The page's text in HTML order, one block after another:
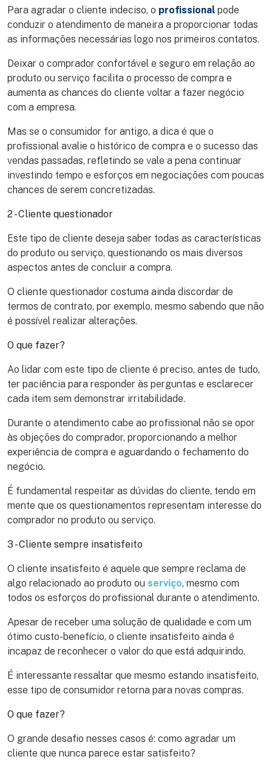
Para agradar o cliente indeciso, o profissional pode
conduzir o atendimento de maneira a proporcionar todas
as informações necessárias logo nos primeiros contatos.
Deixar o comprador confortável e seguro em relação ao
produto ou serviço facilita o processo de compra e
aumenta as chances do cliente voltar a fazer negócio
com a empresa.
Mas se o consumidor for antigo, a dica é que o
profissional avalie o histórico de compra e o sucesso das
vendas passadas, refletindo se vale a pena continuar
investindo tempo e esforços em negociações com poucas
chances de serem concretizadas.
2 - Cliente questionador
Este tipo de cliente deseja saber todas as características
do produto ou serviço, questionando os mais diversos
aspectos antes de concluir a compra.
O cliente questionador costuma ainda discordar de
termos de contrato, por exemplo, mesmo sabendo que não
é possível realizar alterações.
O que fazer?
Ao lidar com este tipo de cliente é preciso, antes de tudo,
ter paciência para responder às perguntas e esclarecer
cada item sem demonstrar irritabilidade.
Durante o atendimento cabe ao profissional não se opor
às objeções do comprador, proporcionando a melhor
experiência de compra e aguardando o fechamento do
negócio.
É fundamental respeitar as dúvidas do cliente, tendo em
mente que os questionamentos representam interesse do
comprador no produto ou serviço.
3 - Cliente sempre insatisfeito
O cliente insatisfeito é aquele que sempre reclama de
algo relacionado ao produto ou serviço, mesmo com
todos os esforços do profissional durante o atendimento.
Apesar de receber uma solução de qualidade e com um
ótimo custo-benefício, o cliente insatisfeito ainda é
incapaz de reconhecer o valor do que está adquirindo.
É interessante ressaltar que mesmo estando insatisfeito,
esse tipo de consumidor retorna para novas compras.
O que fazer?
O grande desafio nesses casos é: como agradar um
cliente que nunca parece estar satisfeito?